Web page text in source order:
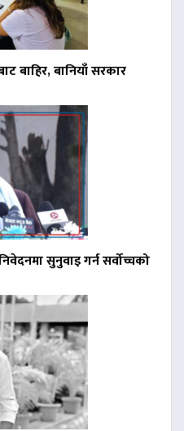
बाहिर, बानियाँ सरकार
सुनुवाइ गर्न सर्वोच्चको